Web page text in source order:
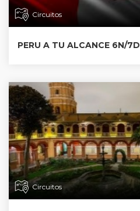
Circuitos
PERU A TU ALCANCE 6N/7D
Circuitos